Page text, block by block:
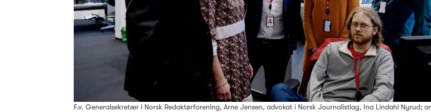
F.v. Generalsekretær i Norsk Redaktørforening, Arne Jensen, advokat i Norsk Journalistlag, Ina Lindahl Nyrud;